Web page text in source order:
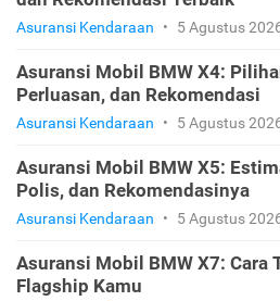
Asuransi Kendaraan • 5 Agustus
Asuransi Mobil BMW X4:
Perluasan, dan Rekomendasi
Asuransi Kendaraan • 5 Agustus
Asuransi Mobil BMW X5:
Polis, dan Rekomendasinya
Asuransi Kendaraan • 5 Agustus
Asuransi Mobil BMW X7: Cara
Flagship Kamu